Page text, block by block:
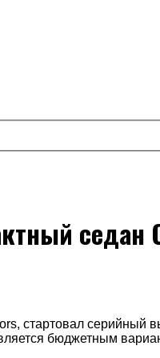
седан
, стартовал серийный
бюджетным